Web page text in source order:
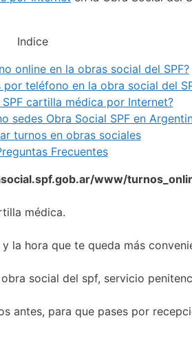
Indice
online en la obras social del SPF?
teléfono en la obra social del
cartilla médica por Internet?
sedes Obra Social SPF en
turnos en obras sociales
Frecuentes
www/
médica.
la hora que te queda más
antes, para que pases por